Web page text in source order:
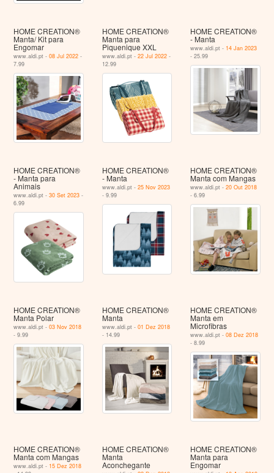
HOME CREATION®
Manta/ Kit para
Engomar
www.aldi.pt -08 Jul 2022 -
7.99
HOME CREATION®
Manta para
Piquenique XXL
www.aldi.pt - 22 Jul 2022-
12.99
HOME CREATION®
- Manta
www.aldi.pt - 14 Jan 2023
- 25.99
HOME CREATION®
- Manta para
Animais
www.aldi.pt -30 Set 2023 -
6.99
HOME CREATION®
- Manta
www.aldi.pt - 25 Nov 2023
- 9.99
HOME CREATION®
Manta com Mangas
www.aldi.pt -20 Out 2018
- 6.99
HOME CREATION®
Manta Polar
www.aldi.pt -03 Nov 2018
- 9.99
HOME CREATION®
Manta
www.aldi.pt - 01 Dez 2018
- 14.99
HOME CREATION®
Manta em
Microfibras
www.aldi.pt -08 Dez 2018
- 8.99
HOME CREATION®
Manta com Mangas
www.aldi.pt - 15 Dez 2018
HOME CREATION®
Manta
Aconchegante
HOME CREATION®
Manta para
Engomar